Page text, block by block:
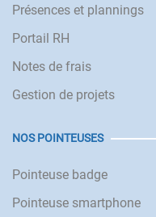
Présences et plannings
Portail RH
Notes de frais
Gestion de projets
NOS POINTEUSES
Pointeuse badge
Pointeuse smartphone